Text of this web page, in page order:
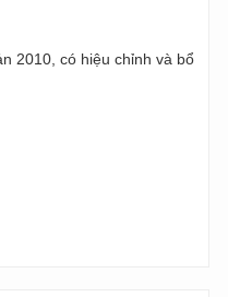
2010, có hiệu chỉnh và bổ